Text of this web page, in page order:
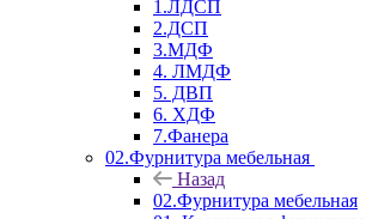
1.ЛДСП
2.ДСП
3.МДФ
4. ЛМДФ
5. ДВП
6. ХДФ
7.Фанера
02.Фурнитура мебельная
Назад
02.Фурнитура мебельная